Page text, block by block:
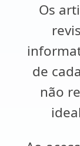
Os
de
não